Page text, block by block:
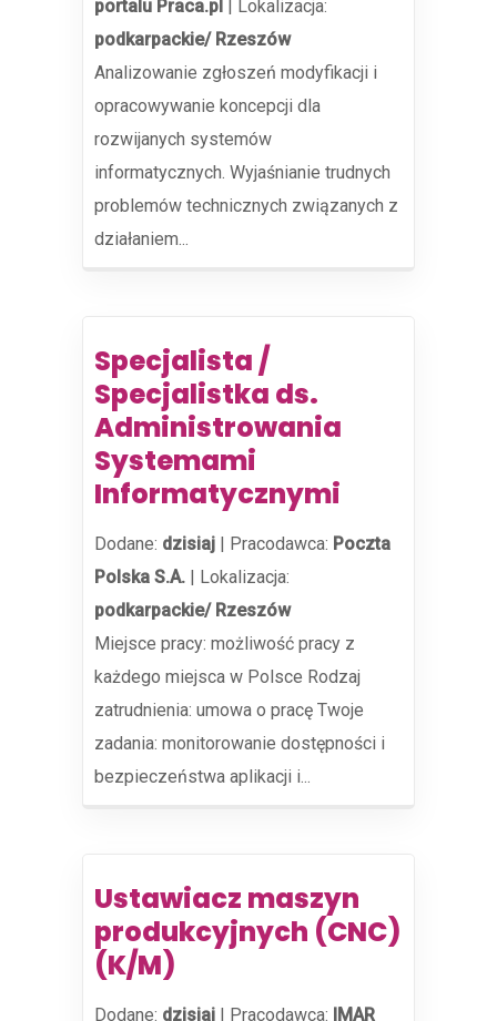
portalu Praca.pl | Lokalizacja:
podkarpackie/ Rzeszów
Analizowanie zgłoszeń modyfikacji i
opracowywanie koncepcji dla
rozwijanych systemów
informatycznych. Wyjaśnianie trudnych
problemów technicznych związanych z
działaniem...
Specjalista /
Specjalistka ds.
Administrowania
Systemami
Informatycznymi
Dodane: dzisiaj | Pracodawca: Poczta
Polska S.A. | Lokalizacja:
podkarpackie/ Rzeszów
Miejsce pracy: możliwość pracy z
każdego miejsca w Polsce​ Rodzaj
zatrudnienia: umowa o pracę Twoje
zadania: monitorowanie dostępności i
bezpieczeństwa aplikacji i...
Ustawiacz maszyn
produkcyjnych (CNC)
(K/M)
Dodane: dzisiaj | Pracodawca: IMAR